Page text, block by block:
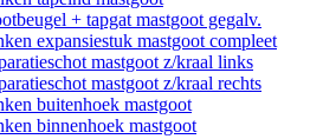
+ tapgat mastgoot gegalv.
expansiestuk mastgoot compleet
mastgoot z/kraal links
mastgoot z/kraal rechts
buitenhoek mastgoot
binnenhoek mastgoot